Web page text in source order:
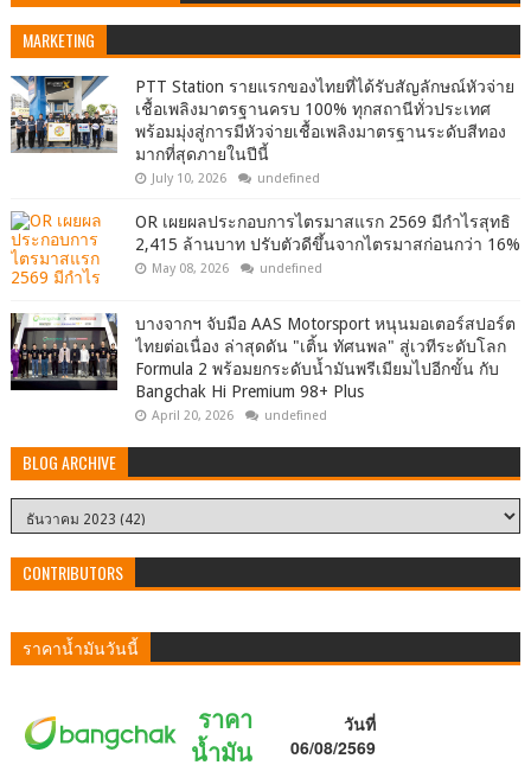
MARKETING
PTT Station รายแรกของไทยที่ได้รับสัญลักษณ์หัวจ่าย
เชื้อเพลิงมาตรฐานครบ 100% ทุกสถานีทั่วประเทศ
พร้อมมุ่งสู่การมีหัวจ่ายเชื้อเพลิงมาตรฐานระดับสีทอง
มากที่สุดภายในปีนี้
July 10, 2026 undefined
OR เผยผลประกอบการไตรมาสแรก 2569 มีกำไรสุทธิ
2,415 ล้านบาท ปรับตัวดีขึ้นจากไตรมาสก่อนกว่า 16%
May 08, 2026 undefined
บางจากฯ จับมือ AAS Motorsport หนุนมอเตอร์สปอร์ต
ไทยต่อเนื่อง ล่าสุดดัน "เติ้น ทัศนพล" สู่เวทีระดับโลก
Formula 2 พร้อมยกระดับน้ำมันพรีเมียมไปอีกขั้น กับ
Bangchak Hi Premium 98+ Plus
April 20, 2026 undefined
BLOG ARCHIVE
CONTRIBUTORS
ราคาน้ำมันวันนี้